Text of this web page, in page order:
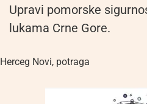
Upravi pomorske
lukama Crne Gore.
Herceg Novi, potraga